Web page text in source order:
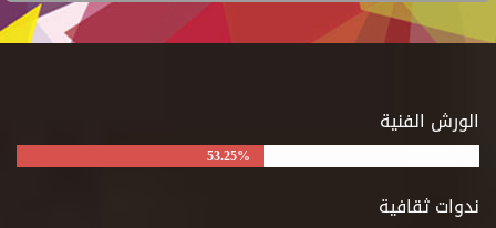
الورش الفنية
53.25%
ندوات ثقافية